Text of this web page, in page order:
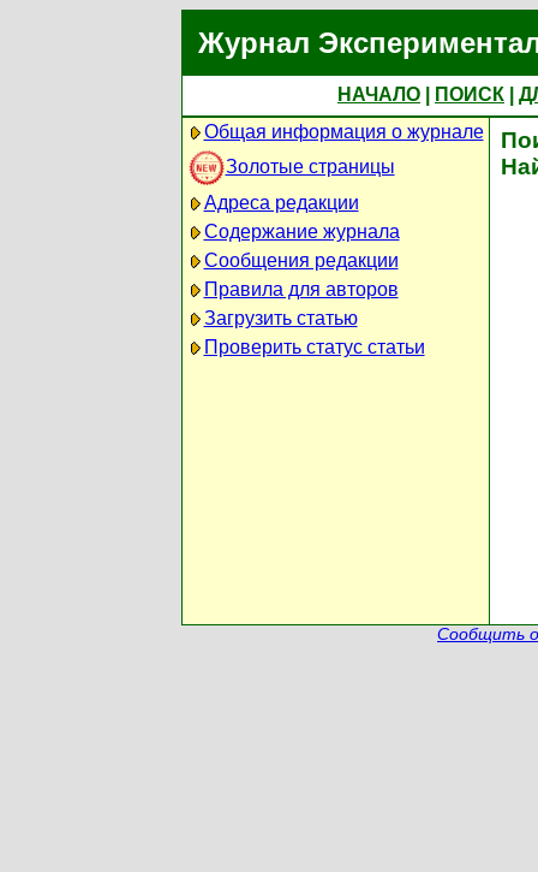
Журнал
НАЧАЛО ПОИСК
Общая информация о журнале
Золотые страницы
Адреса редакции
Содержание журнала
Сообщения редакции
Правила для авторов
Загрузить статью
Проверить статус статьи
Сообщить о